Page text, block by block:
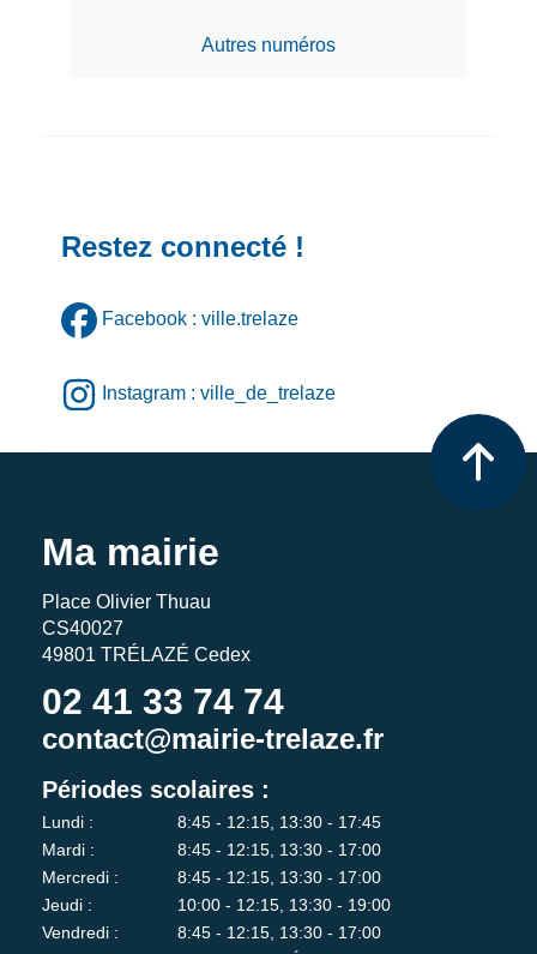
Autres numéros
Restez connecté !
Facebook : ville.trelaze
Instagram : ville_de_trelaze
Ma mairie
Place Olivier Thuau
CS40027
49801 TRÉLAZÉ Cedex
02 41 33 74 74
contact@mairie-trelaze.fr
Périodes scolaires :
Lundi :
8:45 - 12:15, 13:30 - 17:45
Mardi :
8:45 - 12:15, 13:30 - 17:00
Mercredi :
8:45 - 12:15, 13:30 - 17:00
Jeudi :
10:00 - 12:15, 13:30 - 19:00
Vendredi :
8:45 - 12:15, 13:30 - 17:00